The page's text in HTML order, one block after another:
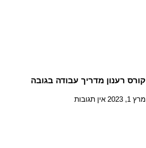
קורס רענון מדריך עבודה בגובה
מרץ 1, 2023 אין תגובות